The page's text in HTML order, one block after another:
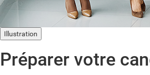
Illustration
Préparer votre